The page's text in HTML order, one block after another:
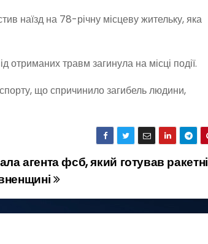
наїзд на 78-річну місцеву жительку, яка
отриманих травм загинула на місці події.
що спричинило загибель людини,
агента фсб, який готував ракетні